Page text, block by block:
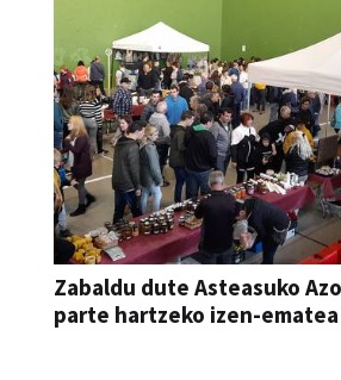
Zabaldu dute Asteasuko
parte hartzeko izen-ematea